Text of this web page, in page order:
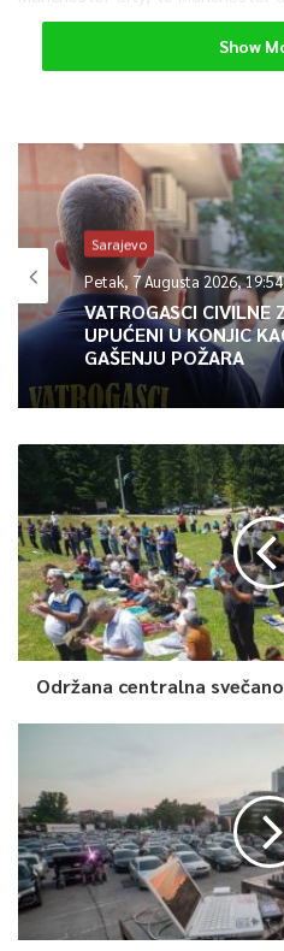
Polufinala se igraju 18. i 19.
0
Article
Show
Sarajevo
Petak, 7 Augusta 2026, 19:54
VATROGASCI CIVILNE
UPUĆENI U KONJIC
GAŠENJU POŽARA
Održana centralna